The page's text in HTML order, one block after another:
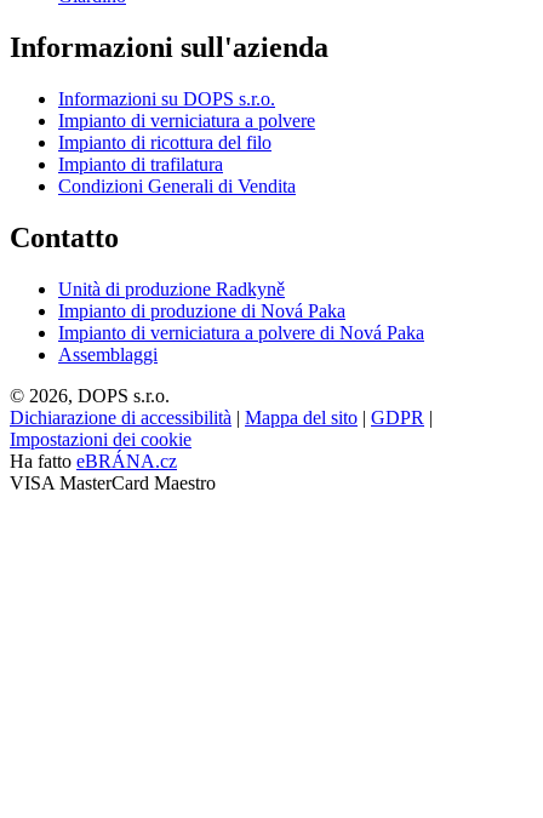
Informazioni sull'azienda
Informazioni su DOPS s.r.o.
Impianto di verniciatura a polvere
Impianto di ricottura del filo
Impianto di trafilatura
Condizioni Generali di Vendita
Contatto
Unità di produzione Radkyně
Impianto di produzione di Nová Paka
Impianto di verniciatura a polvere di Nová Paka
Assemblaggi
© 2026, DOPS s.r.o.
Dichiarazione di accessibilità | Mappa del sito | GDPR |
Impostazioni dei cookie
Ha fatto eBRÁNA.cz
VISA MasterCard Maestro